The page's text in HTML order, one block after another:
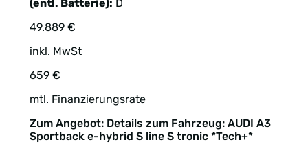
(entl. Batterie): D
49.889 €
inkl. MwSt
659 €
mtl. Finanzierungsrate
Zum Angebot: Details zum Fahrzeug: AUDI A3
Sportback e-hybrid S line S tronic *Tech+*